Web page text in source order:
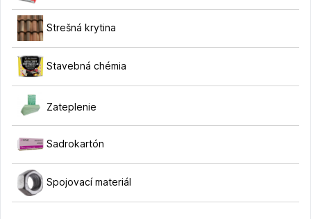
Strešná krytina
Stavebná chémia
Zateplenie
Sadrokartón
Spojovací materiál